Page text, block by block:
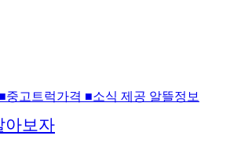
고트럭가격 ■소식 제공 알뜰정보
아보자